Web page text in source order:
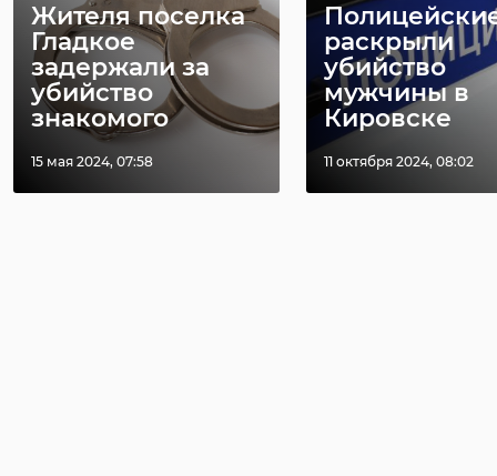
Жителя поселка
Гладкое
задержали за
убийство
знакомого
15 мая 2024, 07:58
раскрыли
убийство
мужчины в
Кировске
11 октября 2024, 08:02